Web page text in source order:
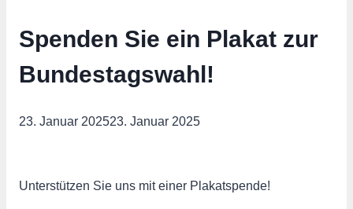
Spenden Sie ein Plakat zur
Bundestagswahl!
23. Januar 202523. Januar 2025
Unterstützen Sie uns mit einer Plakatspende!